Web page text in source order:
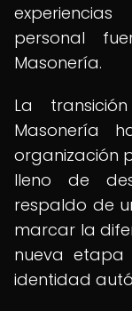
personal
Masonería.
La
Masonería
organización
lleno de
respaldo de
marcar la
nueva
identidad